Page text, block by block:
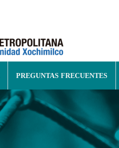
PREGUNTAS FRECUENTES